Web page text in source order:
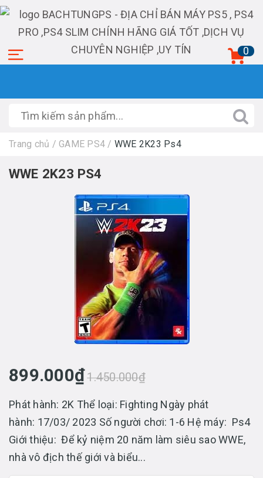
0
Trang chủ / GAME PS4 / WWE 2K23 Ps4
WWE 2K23 PS4
899.000₫1.450.000₫
Phát hành: 2K Thể loại: Fighting Ngày phát
hành: 17/03/ 2023 Số người chơi: 1-6 Hệ máy: Ps4
Giới thiệu: Để kỷ niệm 20 năm làm siêu sao WWE,
nhà vô địch thế giới và biểu...